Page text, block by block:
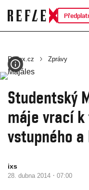
Reflex.cz Zprávy
Studentský
máje vrací
vstupného
ixs
28. dubna 2014 · 07:00